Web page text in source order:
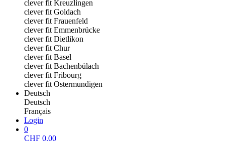
clever fit Kreuzlingen
clever fit Goldach
clever fit Frauenfeld
clever fit Emmenbrücke
clever fit Dietlikon
clever fit Chur
clever fit Basel
clever fit Bachenbülach
clever fit Fribourg
clever fit Ostermundigen
Deutsch
Deutsch
Français
Login
0
CHF 0.00